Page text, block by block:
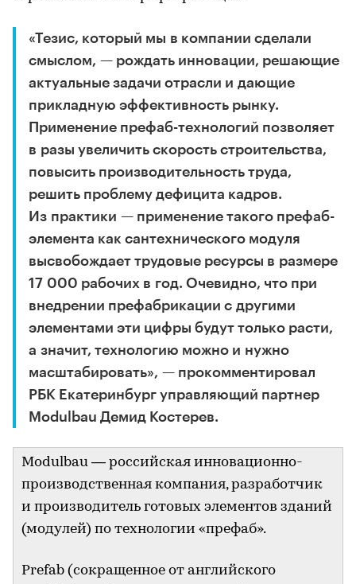
«Тезис, который мы в компании сделали
смыслом, — рождать инновации, решающие
актуальные задачи отрасли и дающие
прикладную эффективность рынку.
Применение префаб-технологий позволяет
в разы увеличить скорость строительства,
повысить производительность труда,
решить проблему дефицита кадров.
Из практики — применение такого префаб-
элемента как сантехнического модуля
высвобождает трудовые ресурсы в размере
17 000 рабочих в год. Очевидно, что при
внедрении префабрикации с другими
элементами эти цифры будут только расти,
а значит, технологию можно и нужно
масштабировать», — прокомментировал
РБК Екатеринбург управляющий партнер
Modulbau Демид Костерев.
Modulbau — российская инновационно-
производственная компания, разработчик
и производитель готовых элементов зданий
(модулей) по технологии «префаб».
Prefab (сокращенное от английского